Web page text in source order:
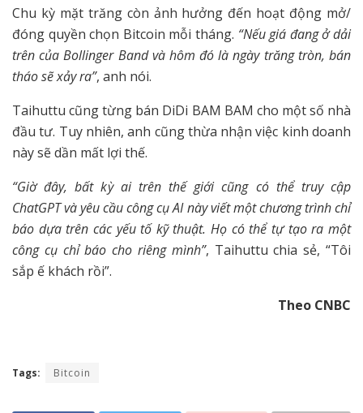
Chu kỳ mặt trăng còn ảnh hưởng đến hoạt động mở/
đóng quyền chọn Bitcoin mỗi tháng. “Nếu giá đang ở dải
trên của Bollinger Band và hôm đó là ngày trăng tròn, bán
tháo sẽ xảy ra”, anh nói.
Taihuttu cũng từng bán DiDi BAM BAM cho một số nhà
đầu tư. Tuy nhiên, anh cũng thừa nhận việc kinh doanh
này sẽ dần mất lợi thế.
“Giờ đây, bất kỳ ai trên thế giới cũng có thể truy cập
ChatGPT và yêu cầu công cụ AI này viết một chương trình chỉ
báo dựa trên các yếu tố kỹ thuật. Họ có thể tự tạo ra một
công cụ chỉ báo cho riêng mình”, Taihuttu chia sẻ, “Tôi
sắp ế khách rồi”.
Theo CNBC
Tags: Bitcoin